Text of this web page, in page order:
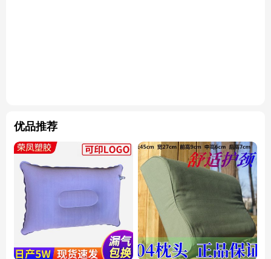
优品推荐